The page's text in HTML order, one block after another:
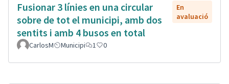
Fusionar 3 línies en una circular
sobre de tot el municipi, amb dos
sentits i amb 4 busos en total
En
avaluació
CarlosM Municipi 1 0